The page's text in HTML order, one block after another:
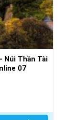
Núi Thần Tài
07